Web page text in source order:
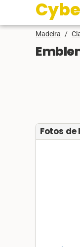
Madeira /
Fotos de